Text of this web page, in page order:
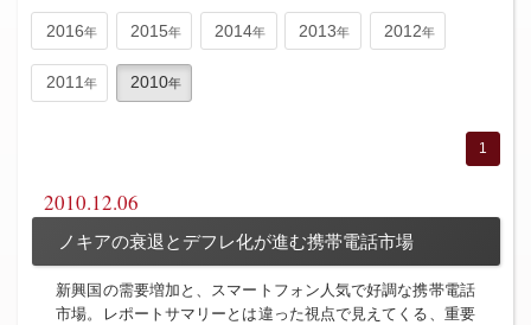
2016 2015 2014 2013 2012
2011 2010
1
2010.12.06
ノキアの衰退とデフレ化が進む携帯電話市場
新興国の需要増加と、スマートフォン人気で好調な携帯電話
市場。レポートサマリーとは違った視点で見えてくる、重要